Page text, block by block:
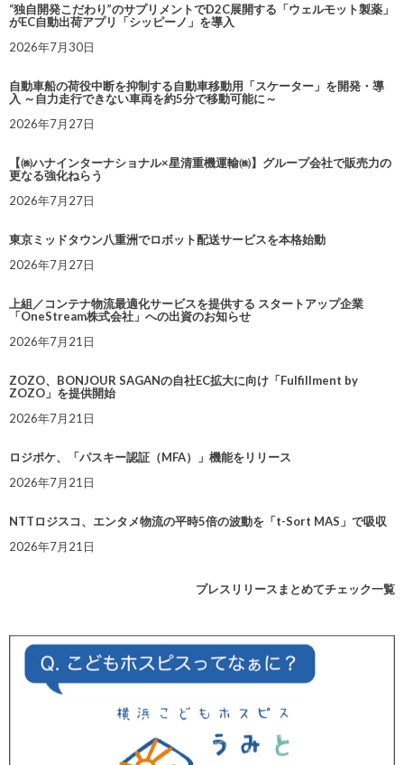
“独自開発こだわり”のサプリメントでD2C展開する「ウェルモット製薬」
がEC自動出荷アプリ「シッピーノ」を導入
2026年7月30日
自動車船の荷役中断を抑制する自動車移動用「スケーター」を開発・導
入 ～自力走行できない車両を約5分で移動可能に～
2026年7月27日
【㈱ハナインターナショナル×星清重機運輸㈱】グループ会社で販売力の
更なる強化ねらう
2026年7月27日
東京ミッドタウン八重洲でロボット配送サービスを本格始動
2026年7月27日
上組／コンテナ物流最適化サービスを提供する スタートアップ企業
「OneStream株式会社」への出資のお知らせ
2026年7月21日
ZOZO、BONJOUR SAGANの自社EC拡大に向け「Fulfillment by
ZOZO」を提供開始
2026年7月21日
ロジポケ、「パスキー認証（MFA）」機能をリリース
2026年7月21日
NTTロジスコ、エンタメ物流の平時5倍の波動を「t-Sort MAS」で吸収
2026年7月21日
プレスリリースまとめてチェック一覧